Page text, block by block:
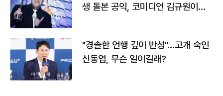
생 돌본 공익, 코미디언 김규원이었
"경솔한 언행 깊이 반성"…고개 숙인
신동엽, 무슨 일이길래?